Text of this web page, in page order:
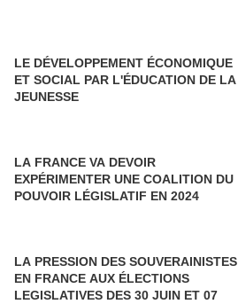
LE DÉVELOPPEMENT ÉCONOMIQUE
ET SOCIAL PAR L'ÉDUCATION DE LA
JEUNESSE
LA FRANCE VA DEVOIR
EXPÉRIMENTER UNE COALITION DU
POUVOIR LÉGISLATIF EN 2024
LA PRESSION DES SOUVERAINISTES
EN FRANCE AUX ÉLECTIONS
LEGISLATIVES DES 30 JUIN ET 07